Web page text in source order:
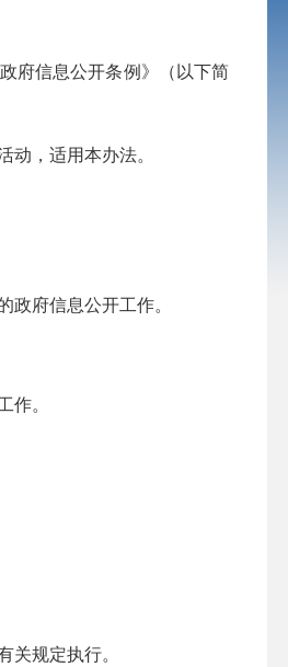
府信息公开条例》（以下简
，适用本办法。
府信息公开工作。
作。
关规定执行。